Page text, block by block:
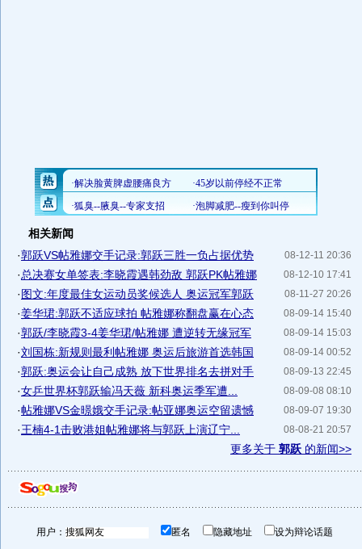
相关新闻
08-12-11 20:36
·郭跃VS帖雅娜交手记录:郭跃三胜一负占据优势
08-12-10 17:41
·总决赛女单签表:李晓霞遇韩劲敌 郭跃PK帖雅娜
08-11-27 20:26
·图文:年度最佳女运动员奖候选人 奥运冠军郭跃
08-09-14 15:40
·姜华珺:郭跃不适应球拍 帖雅娜称翻盘赢在心态
08-09-14 15:03
·郭跃/李晓霞3-4姜华珺/帖雅娜 遭逆转无缘冠军
08-09-14 00:52
·刘国栋:新规则最利帖雅娜 奥运后旅游首选韩国
08-09-13 22:45
·郭跃:奥运会让自己成熟 放下世界排名去拼对手
08-09-08 08:10
·女乒世界杯郭跃输冯天薇 新科奥运季军遭...
08-09-07 19:30
·帖雅娜VS金暻娥交手记录:帖亚娜奥运空留遗憾
08-08-21 20:57
·王楠4-1击败港姐帖雅娜将与郭跃上演辽宁...
更多关于 郭跃 的新闻>>
用户： 匿名 隐藏地址 设为辩论话题